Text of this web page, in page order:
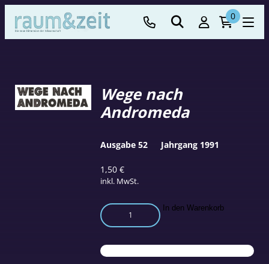
0
Wege nach
Andromeda
1,50€
inkl. MwSt.
Wege
nach
Menge
In den Warenkorb
Ausgabe 52 Jahrgang 1991